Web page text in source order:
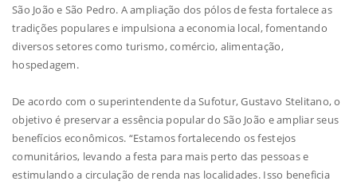
São João e São Pedro. A ampliação dos pólos de festa fortalece as
tradições populares e impulsiona a economia local, fomentando
diversos setores como turismo, comércio, alimentação,
hospedagem.
De acordo com o superintendente da Sufotur, Gustavo Stelitano, o
objetivo é preservar a essência popular do São João e ampliar seus
benefícios econômicos. “Estamos fortalecendo os festejos
comunitários, levando a festa para mais perto das pessoas e
estimulando a circulação de renda nas localidades. Isso beneficia